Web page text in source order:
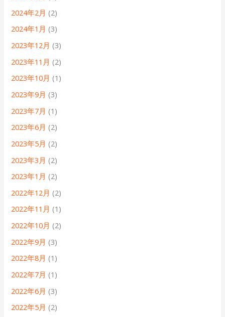
2024年2月 (2)
2024年1月 (3)
2023年12月 (3)
2023年11月 (2)
2023年10月 (1)
2023年9月 (3)
2023年7月 (1)
2023年6月 (2)
2023年5月 (2)
2023年3月 (2)
2023年1月 (2)
2022年12月 (2)
2022年11月 (1)
2022年10月 (2)
2022年9月 (3)
2022年8月 (1)
2022年7月 (1)
2022年6月 (3)
2022年5月 (2)